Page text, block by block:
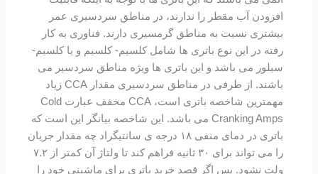
افزودن آب مقطر را ندارند، در مناطق سردسیری عمر
بیشتری نسبت به مناطق گرمسیری دارند. فناوری به کار
رفته در این نوع باتری ها شامل کلسیم- کلسیم و یا کلسیم-
سیلور می باشد و این باتری ها ویژه مناطق سردسیر می
باشند. از طرفی در مناطق سردسیری مقدار CCA زیاد
مهمترین شاخصه باتری است، CCA مخفف عبارت Cold
Cranking Amps می باشد. این شاخصه بیانگر این است که
باتری در دمای منفی ۱۸ درجه ی سانتیگراد چه مقدار جریان
را می تواند برای ۳۰ ثانیه فراهم کند تا ولتاژ آن کمتر از ۷.۲
ولت نشود. پس اگر قصد خرید باتری برای ماشینی خود را